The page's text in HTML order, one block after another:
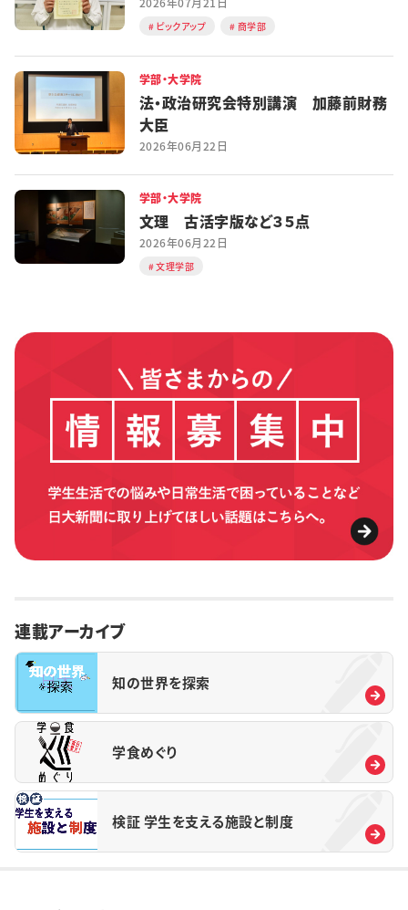
ピックアップ 商学部
学部・大学院
法・政治研究会特別講演 加藤前財務
大臣
2026年06月22日
学部・大学院
文理 古活字版など３５点
2026年06月22日
文理学部
連載アーカイブ
知の世界を探索
学食めぐり
検証 学生を支える施設と制度